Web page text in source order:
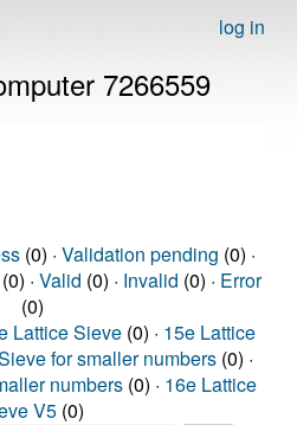
log in
7266559
(0) · Validation pending (0) ·
· Valid (0) · Invalid (0) · Error
(0)
Lattice Sieve (0) · 15e Lattice
for smaller numbers (0) ·
numbers (0) · 16e Lattice
V5 (0)